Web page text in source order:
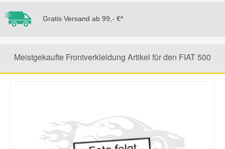
Gratis Versand ab 99,- €*
Meistgekaufte Frontverkleidung Artikel für den FIAT 500
Jeep Ersatzteile
Kia Ersatzteile
Mercedes Ersatzteile